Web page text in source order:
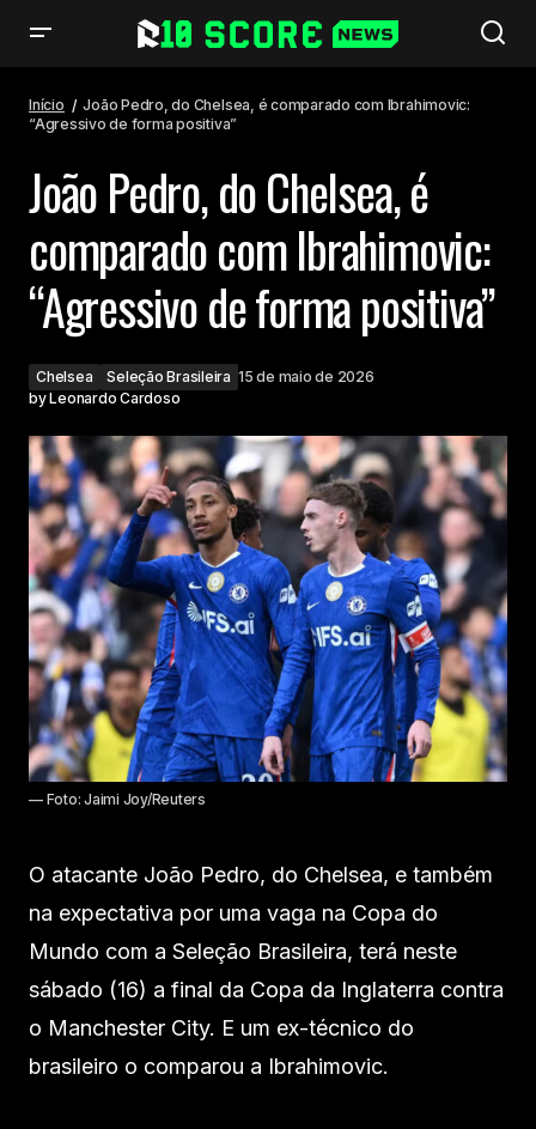
forma positiva”
Início
João Pedro, do Chelsea, é comparado com Ibrahimovic:
“Agressivo de forma positiva”
João Pedro, do Chelsea, é
comparado com Ibrahimovic:
“Agressivo de forma positiva”
Chelsea Seleção Brasileira 15 de maio de 2026
byLeonardo Cardoso
— Foto: Jaimi Joy/Reuters
O atacante João Pedro, do Chelsea, e também
na expectativa por uma vaga na Copa do
Mundo com a Seleção Brasileira, terá neste
sábado (16) a final da Copa da Inglaterra contra
o Manchester City. E um ex-técnico do
brasileiro o comparou a Ibrahimovic.